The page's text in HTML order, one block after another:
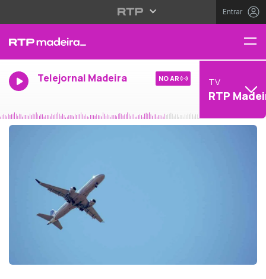
Entrar
Telejornal Madeira NO AR TV
RTP